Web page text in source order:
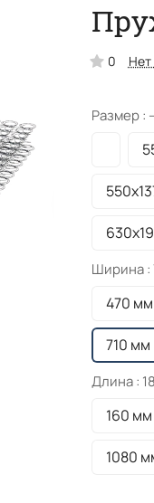
0 Нет
Размер :
Ширина :
470 мм
710 мм
Длина :
160 мм
1080